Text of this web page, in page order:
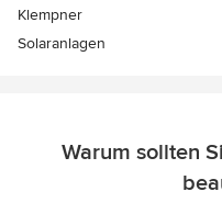
Klempner
Solaranlagen
Warum sollten